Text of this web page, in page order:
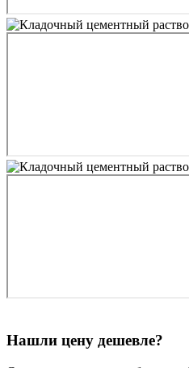
Нашли цену дешевле?